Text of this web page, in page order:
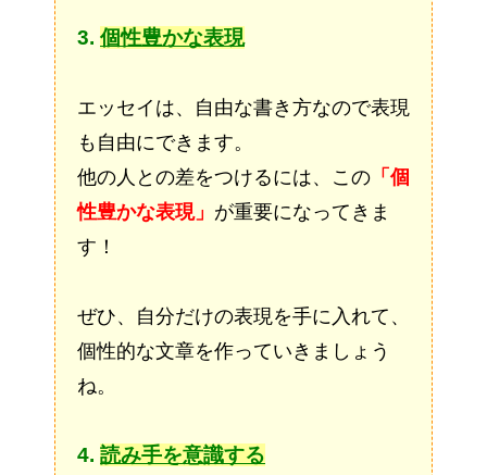
3. 個性豊かな表現
エッセイは、自由な書き方なので表現
も自由にできます。
他の人との差をつけるには、この 「個
性豊かな表現」 が重要になってきま
す！
ぜひ、自分だけの表現を手に入れて、
個性的な文章を作っていきましょう
ね。
4. 読み手を意識する